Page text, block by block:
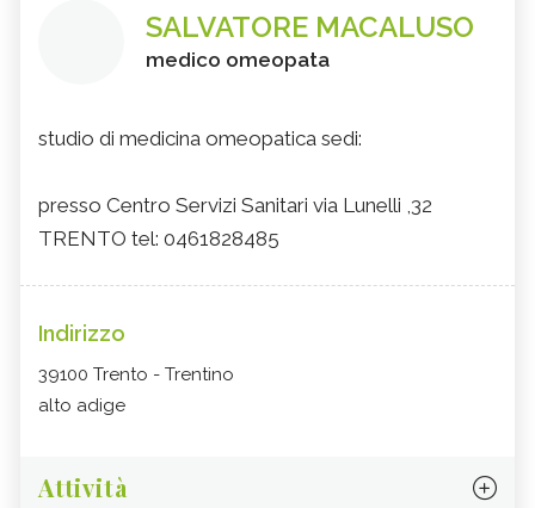
SALVATORE MACALUSO
medico omeopata
studio di medicina omeopatica sedi:
presso Centro Servizi Sanitari via Lunelli ,32
TRENTO tel: 0461828485
Indirizzo
39100 Trento - Trentino
alto adige
Attività